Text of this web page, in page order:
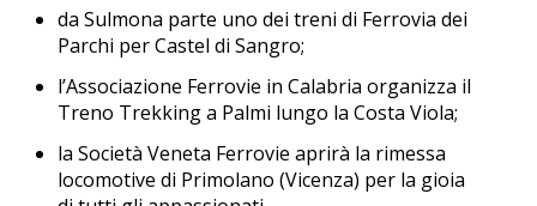
da Sulmona parte uno dei treni di Ferrovia dei
Parchi per Castel di Sangro;
l’Associazione Ferrovie in Calabria organizza il
Treno Trekking a Palmi lungo la Costa Viola;
la Società Veneta Ferrovie aprirà la rimessa
locomotive di Primolano (Vicenza) per la gioia